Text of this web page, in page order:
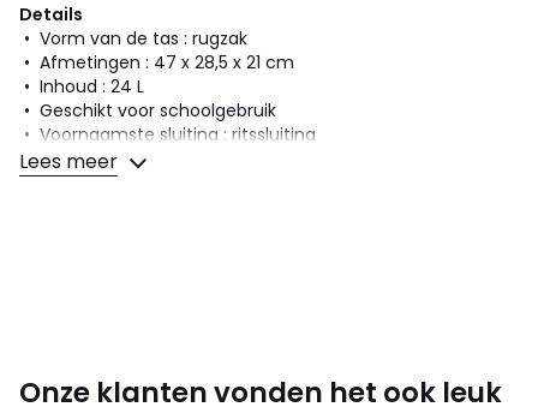
Details
• Vorm van de tas : rugzak
• Afmetingen : 47 x 28,5 x 21 cm
• Inhoud : 24 L
• Geschikt voor schoolgebruik
• Voornaamste sluiting : ritssluiting
• Aantal compartimenten : 2
• Aantal buitenvakken : 2
Kleuren Zwart, Marineblauw
Lees meer
Onze klanten vonden het ook leuk